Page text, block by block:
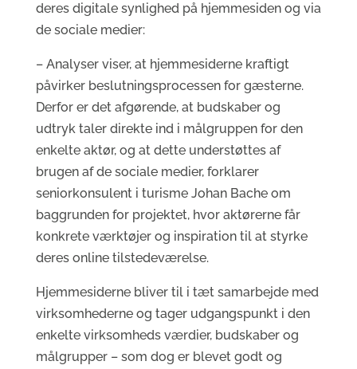
deres digitale synlighed på hjemmesiden og via
de sociale medier:
– Analyser viser, at hjemmesiderne kraftigt
påvirker beslutningsprocessen for gæsterne.
Derfor er det afgørende, at budskaber og
udtryk taler direkte ind i målgruppen for den
enkelte aktør, og at dette understøttes af
brugen af de sociale medier, forklarer
seniorkonsulent i turisme Johan Bache om
baggrunden for projektet, hvor aktørerne får
konkrete værktøjer og inspiration til at styrke
deres online tilstedeværelse.
Hjemmesiderne bliver til i tæt samarbejde med
virksomhederne og tager udgangspunkt i den
enkelte virksomheds værdier, budskaber og
målgrupper – som dog er blevet godt og